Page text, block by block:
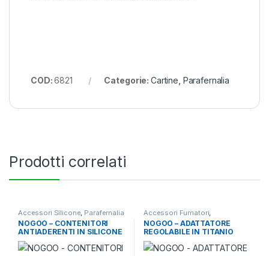
COD:6821 Categorie: Cartine Parafernalia
Prodotti correlati
Accessori Silicone Parafernalia
NOGOO – CONTENITORI
ANTIADERENTI IN SILICONE
– 5 UNITA’ COLORI MISTI
Accessori Fumatori
Parafernalia
NOGOO – ADATTATORE
REGOLABILE IN TITANIO
18MM